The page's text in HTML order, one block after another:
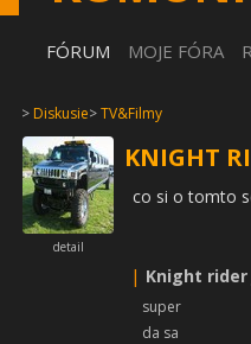
FÓRUM MOJE FÓRA
> Diskusie>TV&Filmy
detail
KNIGHT
co si o tomto
| Knight rider
super
da sa